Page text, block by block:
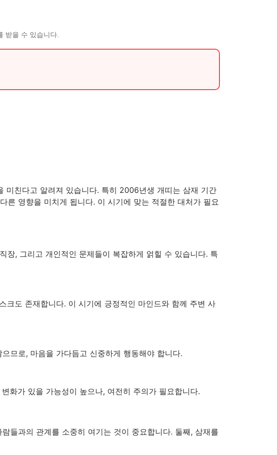
받을 수 있습니다.
미친다고 알려져 있습니다. 특히 2006년생 개띠는 삼재 기간
른 영향을 미치게 됩니다. 이 시기에 맞는 적절한 대처가 필요
, 그리고 개인적인 문제들이 복잡하게 얽힐 수 있습니다. 특
도 존재합니다. 이 시기에 긍정적인 마인드와 함께 주변 사
므로, 마음을 가다듬고 신중하게 행동해야 합니다.
화가 있을 가능성이 높으나, 여전히 주의가 필요합니다.
들과의 관계를 소중히 여기는 것이 중요합니다. 둘째, 삼재를